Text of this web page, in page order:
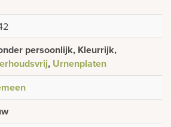
persoonlijk, Kleurrijk,
, Urnenplaten